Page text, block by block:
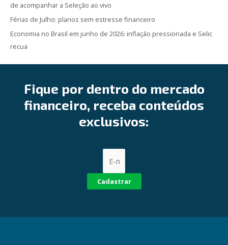
de acompanhar a Seleção ao vivo
Férias de Julho: planos sem estresse financeiro
Economia no Brasil em junho de 2026: inflação pressionada e Selic
recua
Fique por dentro do mercado
financeiro, receba conteúdos
exclusivos:
Cadastrar